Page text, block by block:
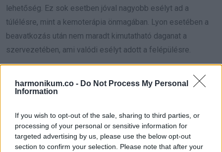
harmonikum.co - Do Not Process My Personal
Information
If you wish to opt-out of the sale, sharing to third parties, or
processing of your personal or sensitive information for
targeted advertising by us, please use the below opt-out
section to confirm your selection. Please note that after your
lehetőség. Ez sok esetben jóval nagyobb esélyt ad a
túlélésre, mint a kemoterápia önmagában. Lyon esetében a
beavatkozás után nem maradt kimutatható daganat a
szervezetében, ami valódi esélyt adott a felépülésre.
A nehéz időszak alatt egy állandó támasza is volt, Sully, a
kutyája. A bernáthegyi kölyköt csak néhány hónappal a
maradt a legkeményebb kezelések alatt is. Ha David pihent,
Sully ott volt mellette. Ha felkelt és mozgott, a kutya akkor is
követte. Úgy tűnt, pontosan érezte, mikor van szüksége a